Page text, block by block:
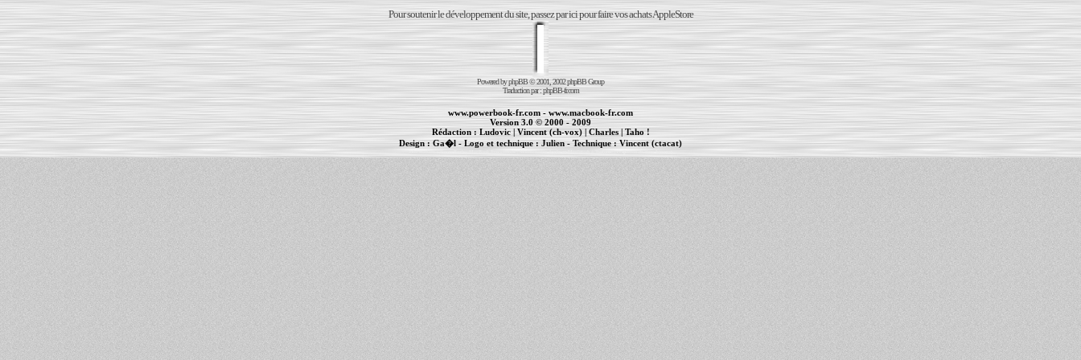
Pour soutenir le développement du site, passez par ici pour faire vos achats AppleStore
Powered byphpBB© 2001, 2002 phpBB Group
Traduction par :phpBB-fr.com
www.powerbook-fr.com - www.macbook-fr.com
Version 3.0 © 2000 - 2009
Rédaction : Ludovic|Vincent (ch-vox)| Charles|Taho !
Design :Ga�l - Logo et technique : Julien - Technique :Vincent (ctacat)
| | cr�ation de sites Internet